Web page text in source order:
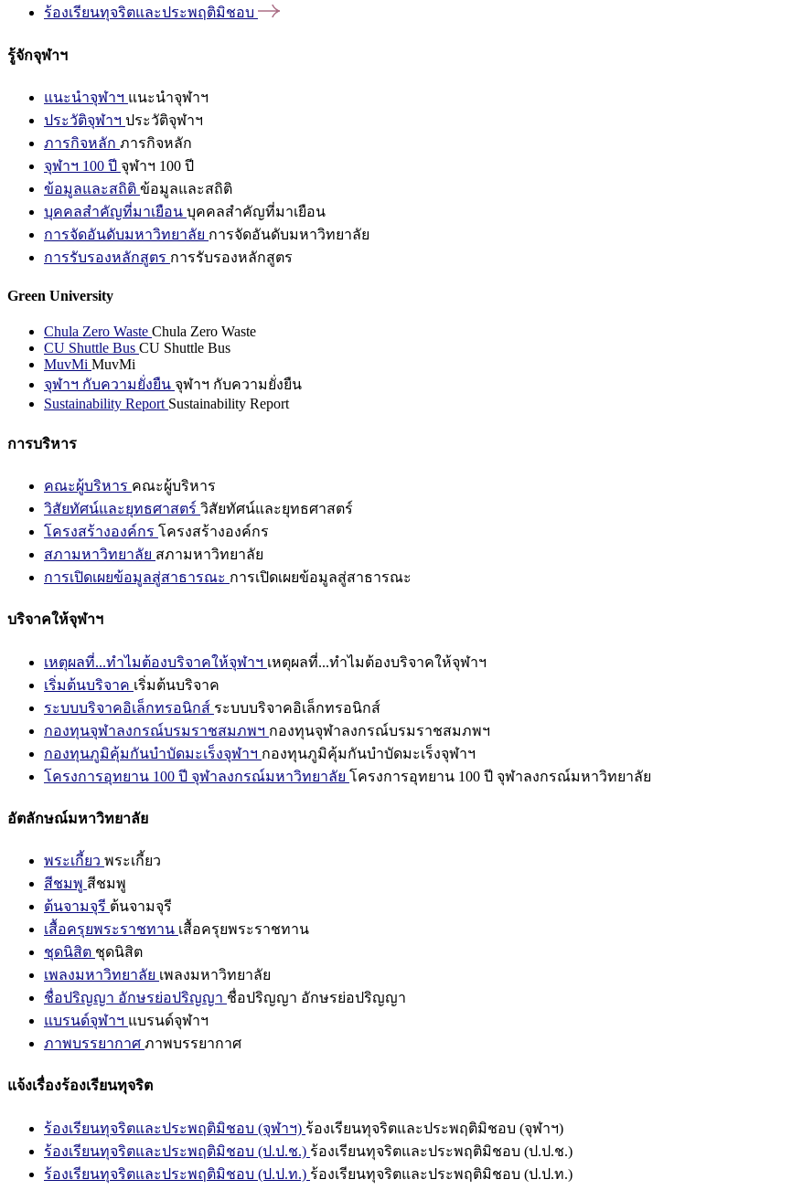
ร้องเรียนทุจริตและประพฤติมิชอบ
รู้จักจุฬาฯ
แนะนำจุฬาฯ แนะนำจุฬาฯ
ประวัติจุฬาฯ ประวัติจุฬาฯ
ภารกิจหลัก ภารกิจหลัก
จุฬาฯ 100 ปี จุฬาฯ 100 ปี
ข้อมูลและสถิติ ข้อมูลและสถิติ
บุคคลสำคัญที่มาเยือน บุคคลสำคัญที่มาเยือน
การจัดอันดับมหาวิทยาลัย การจัดอันดับมหาวิทยาลัย
การรับรองหลักสูตร การรับรองหลักสูตร
Green University
Chula Zero Waste Chula Zero Waste
CU Shuttle Bus CU Shuttle Bus
MuvMi MuvMi
จุฬาฯ กับความยั่งยืน จุฬาฯ กับความยั่งยืน
Sustainability Report Sustainability Report
การบริหาร
คณะผู้บริหาร คณะผู้บริหาร
วิสัยทัศน์และยุทธศาสตร์ วิสัยทัศน์และยุทธศาสตร์
โครงสร้างองค์กร โครงสร้างองค์กร
สภามหาวิทยาลัย สภามหาวิทยาลัย
การเปิดเผยข้อมูลสู่สาธารณะ การเปิดเผยข้อมูลสู่สาธารณะ
บริจาคให้จุฬาฯ
เหตุผลที่...ทำไมต้องบริจาคให้จุฬาฯ เหตุผลที่...ทำไมต้องบริจาคให้จุฬาฯ
เริ่มต้นบริจาค เริ่มต้นบริจาค
ระบบบริจาคอิเล็กทรอนิกส์ ระบบบริจาคอิเล็กทรอนิกส์
กองทุนจุฬาลงกรณ์บรมราชสมภพฯ กองทุนจุฬาลงกรณ์บรมราชสมภพฯ
กองทุนภูมิคุ้มกันบำบัดมะเร็งจุฬาฯ กองทุนภูมิคุ้มกันบำบัดมะเร็งจุฬาฯ
โครงการอุทยาน 100 ปี จุฬาลงกรณ์มหาวิทยาลัย โครงการอุทยาน 100 ปี จุฬาลงกรณ์มหาวิทยาลัย
อัตลักษณ์มหาวิทยาลัย
พระเกี้ยว พระเกี้ยว
สีชมพู สีชมพู
ต้นจามจุรี ต้นจามจุรี
เสื้อครุยพระราชทาน เสื้อครุยพระราชทาน
ชุดนิสิต ชุดนิสิต
เพลงมหาวิทยาลัย เพลงมหาวิทยาลัย
ชื่อปริญญา อักษรย่อปริญญา ชื่อปริญญา อักษรย่อปริญญา
แบรนด์จุฬาฯ แบรนด์จุฬาฯ
ภาพบรรยากาศ ภาพบรรยากาศ
แจ้งเรื่องร้องเรียนทุจริต
ร้องเรียนทุจริตและประพฤติมิชอบ (จุฬาฯ) ร้องเรียนทุจริตและประพฤติมิชอบ (จุฬาฯ)
ร้องเรียนทุจริตและประพฤติมิชอบ (ป.ป.ช.) ร้องเรียนทุจริตและประพฤติมิชอบ (ป.ป.ช.)
ร้องเรียนทุจริตและประพฤติมิชอบ (ป.ป.ท.) ร้องเรียนทุจริตและประพฤติมิชอบ (ป.ป.ท.)